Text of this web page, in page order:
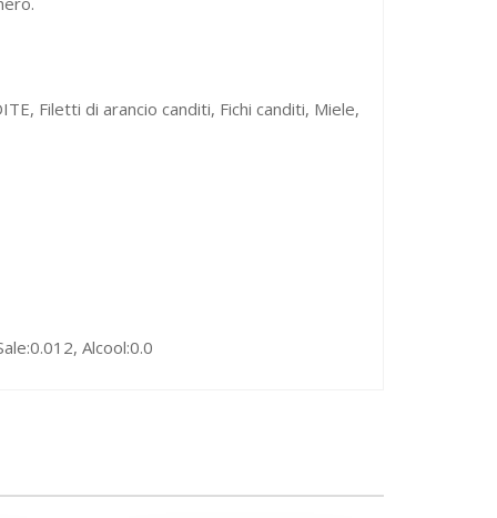
Filetti di arancio canditi, Fichi canditi, Miele,
Alcool:0.0